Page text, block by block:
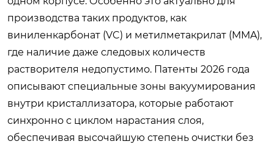
производства таких продуктов, как
виниленкарбонат (VC) и метилметакрилат (MMA),
где наличие даже следовых количеств
растворителя недопустимо. Патенты 2026 года
описывают специальные зоны вакуумирования
внутри кристаллизатора, которые работают
синхронно с циклом нарастания слоя,
обеспечивая высочайшую степень очистки без